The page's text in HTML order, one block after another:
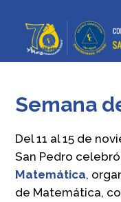
Semana
Del 11 al 15 de
San Pedro
Matemática,
de Matemática,